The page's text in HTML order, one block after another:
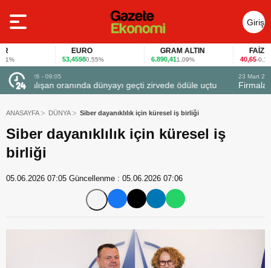
Giriş
Yap
EURO
53,45980,55%
GRAM ALTIN
6.890,411,09% 40,65-0,12%
uçtu
23 Mart 2026 - 07:12
Firmalar gıda fuarlarını bu anket ile değerlendirdi
ANASAYFA DÜNYA Siber dayanıklılık için küresel iş birliği
Siber dayanıklılık için küresel iş
birliği
05.06.2026 07:05 Güncellenme : 05.06.2026 07:06